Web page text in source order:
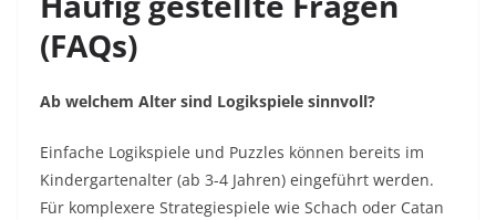
(FAQs)
Ab welchem Alter sind Logikspiele sinnvoll?
Einfache Logikspiele und Puzzles können bereits im
Kindergartenalter (ab 3-4 Jahren) eingeführt werden.
Für komplexere Strategiespiele wie Schach oder Catan